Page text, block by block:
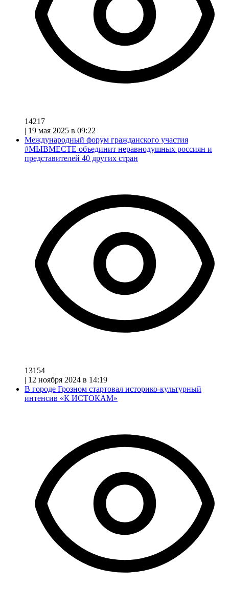
14217
| 19 мая 2025 в 09:22
Международный форум гражданского участия
#МЫВМЕСТЕ объединит неравнодушных россиян и
представителей 40 других стран
13154
| 12 ноября 2024 в 14:19
В городе Грозном стартовал историко-культурный
интенсив «К ИСТОКАМ»